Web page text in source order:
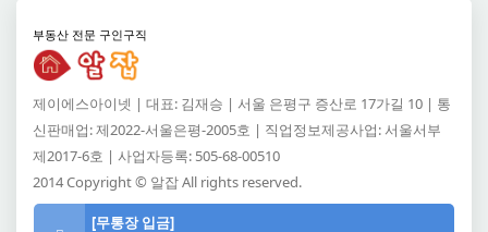
부동산 전문 구인구직
제이에스아이넷 | 대표: 김재승 | 서울 은평구 증산로 17가길 10 | 통
신판매업: 제2022-서울은평-2005호 | 직업정보제공사업: 서울서부
제2017-6호 | 사업자등록: 505-68-00510
2014 Copyright © 알잡 All rights reserved.
[무통장 입금]